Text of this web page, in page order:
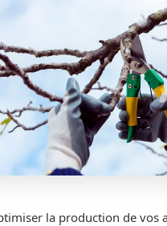
la production de vos